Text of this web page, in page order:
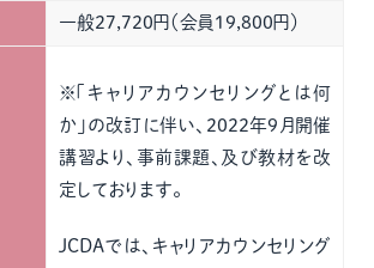
一般27,720円（会員19,800円）
※「キャリアカウンセリングとは何
か」の改訂に伴い、2022年9月開催
講習より、事前課題、及び教材を改
定しております。
JCDAでは、キャリアカウンセリング